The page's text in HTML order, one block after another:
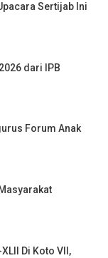
Sertijab Ini
dari IPB
Forum Anak
Di Koto VII,